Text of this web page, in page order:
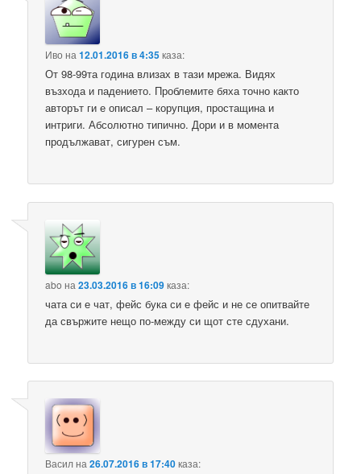
Иво на12.01.2016 в 4:35каза:
От 98-99та година влизах в тази мрежа. Видях
възхода и падението. Проблемите бяха точно както
авторът ги е описал – корупция, простащина и
интриги. Абсолютно типично. Дори и в момента
продължават, сигурен съм.
abo на23.03.2016 в 16:09каза:
чата си е чат, фейс бука си е фейс и не се опитвайте
да свържите нещо по-между си щот сте сдухани.
Василна26.07.2016 в 17:40каза: